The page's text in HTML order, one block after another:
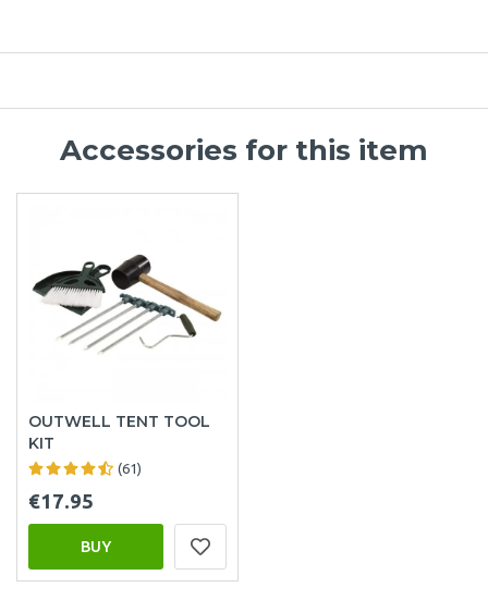
Accessories for this item
OUTWELL TENT TOOL
KIT
(61)
€17.95
BUY